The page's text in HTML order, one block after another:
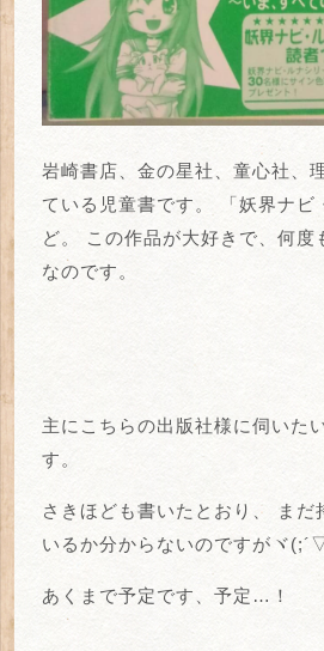
岩崎書店、金の星社、童心社、
ている児童書です。
「妖界ナビ
ど。
この作品が大好きで、何度
なのです。
主にこちらの出版社様に伺いた
す。
さきほども書いたとおり、
まだ
いるか分からないのですがヾ
あくまで予定です、予定…！